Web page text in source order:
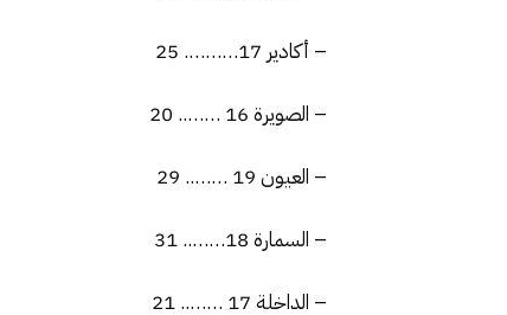
– أكادير 17………. 25
– الصويرة 16 …….. 20
– العيون 19 …….. 29
– السمارة 18…….. 31
– الداخلة 17 …….. 21